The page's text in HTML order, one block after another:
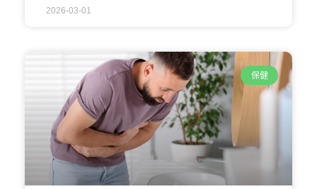
2026-03-01
保健